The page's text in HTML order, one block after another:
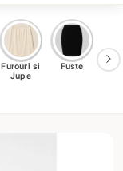
Furouri si
Jupe
Fuste